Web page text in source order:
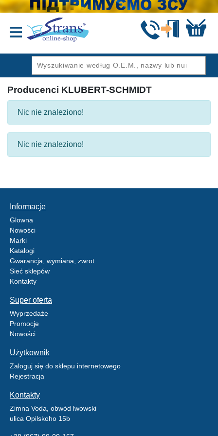
Producenci KLUBERT-SCHMIDT
Nic nie znaleziono!
Nic nie znaleziono!
Informacje
Glowna
Nowości
Marki
Katalogi
Gwarancja, wymiana, zwrot
Sieć sklepów
Kontakty
Super oferta
Wyprzedaże
Promocje
Nowości
Użytkownik
Zaloguj się do sklepu internetowego
Rejestracja
Kontakty
Zimna Voda, obwód lwowski
ulica Opilskoho 15b